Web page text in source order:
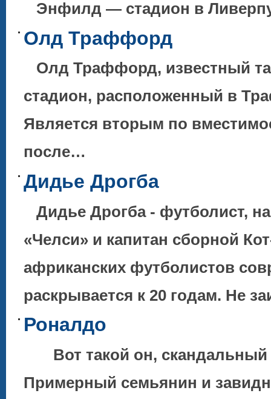
Энфилд — стадион в
Олд Траффорд
Олд Траффорд, известный
стадион, расположенный в
Является вторым по
после…
Дидье Дрогба
Дидье Дрогба - футболист,
«Челси» и капитан сборной
африканских футболистов
раскрывается к 20 годам. Не
Роналдо
Вот такой он, скандальный
Примерный семьянин и